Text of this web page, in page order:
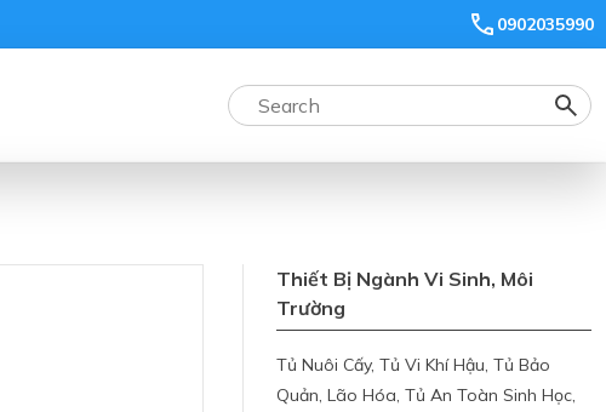
0902035990
Thiết Bị Ngành Vi Sinh, Môi
Trường
Tủ Nuôi Cấy, Tủ Vi Khí Hậu, Tủ Bảo
Quản, Lão Hóa, Tủ An Toàn Sinh Học,